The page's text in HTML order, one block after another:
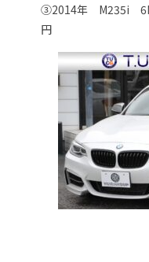
③2014年 M235i
円